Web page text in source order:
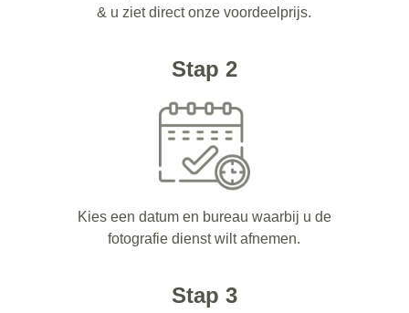
& u ziet direct onze voordeelprijs.
Stap 2
Kies een datum en bureau waarbij u de
fotografie dienst wilt afnemen.
Stap 3